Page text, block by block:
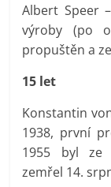
Albert Speer
výroby (po
propuštěn a
15 let
Konstantin
1938, první
1955 byl ze
zemřel 14.